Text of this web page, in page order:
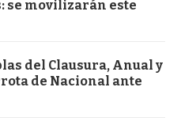
se movilizarán este
del Clausura, Anual y
de Nacional ante